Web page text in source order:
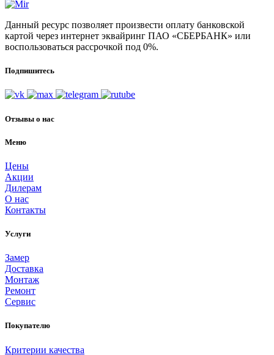
Данный ресурс позволяет произвести оплату банковской
картой через интернет эквайринг ПАО «СБЕРБАНК» или
воспользоваться рассрочкой под 0%.
Подпишитесь
Отзывы о нас
Меню
Цены
Акции
Дилерам
О нас
Контакты
Услуги
Замер
Доставка
Монтаж
Ремонт
Сервис
Покупателю
Критерии качества